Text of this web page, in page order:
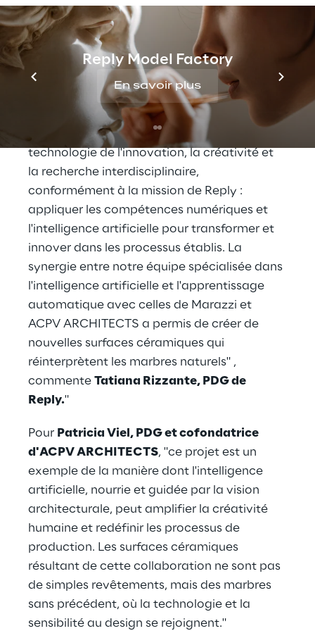
Reply Model Factory
En savoir plus
maintenant la réalisation d'une production
spéciale de marbres générés
, de grandes
dalles en grès destinées à configurer
certains espaces du nouveau siège de Reply
à Turin, dans l'ancienne Caserma De Sonnaz,
conçue par Reply et ACPV ARCHITECTS.
"Nous avions pour objectif d'intégrer la
technologie de l'innovation, la créativité et
la recherche interdisciplinaire,
conformément à la mission de Reply :
appliquer les compétences numériques et
l'intelligence artificielle pour transformer et
innover dans les processus établis. La
synergie entre notre équipe spécialisée dans
l'intelligence artificielle et l'apprentissage
automatique avec celles de Marazzi et
ACPV ARCHITECTS a permis de créer de
nouvelles surfaces céramiques qui
réinterprètent les marbres naturels" ,
commente Tatiana Rizzante, PDG de
Reply."
Pour Patricia Viel, PDG et cofondatrice
d'ACPV ARCHITECTS, "ce projet est un
exemple de la manière dont l'intelligence
artificielle, nourrie et guidée par la vision
architecturale, peut amplifier la créativité
humaine et redéfinir les processus de
production. Les surfaces céramiques
résultant de cette collaboration ne sont pas
de simples revêtements, mais des marbres
sans précédent, où la technologie et la
sensibilité au design se rejoignent."